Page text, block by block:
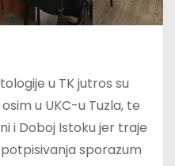
u TK jutros su
u UKC-u Tuzla, te
i Doboj Istoku jer traje
sporazum